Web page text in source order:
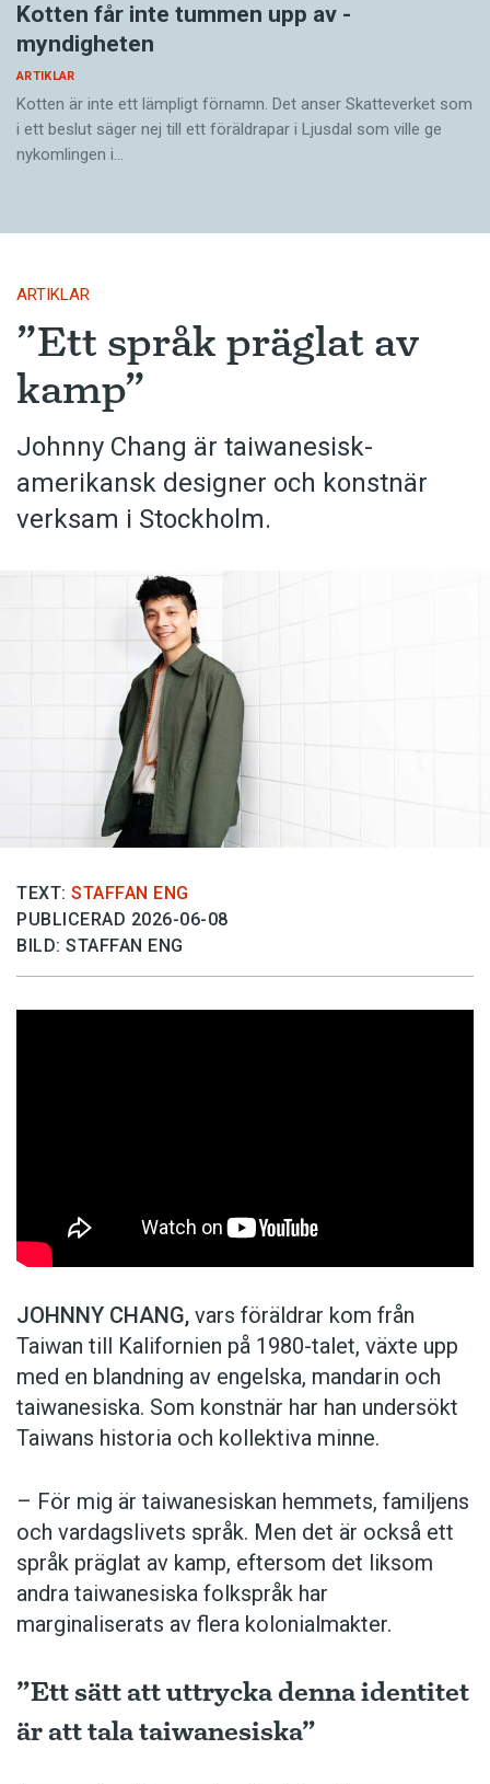
Kotten får inte tummen upp av ­
myndigheten
ARTIKLAR
Kotten är inte ett lämpligt förnamn. Det anser Skatte­verket som
i ett beslut säger nej till ett föräldra­par i Ljusdal som ville ge
nykomlingen i…
ARTIKLAR
”Ett språk präglat av
kamp”
Johnny Chang är taiwanesisk-
amerikansk designer och konstnär
verksam i Stockholm.
TEXT: STAFFAN ENG
PUBLICERAD 2026-06-08
BILD: STAFFAN ENG
JOHNNY CHANG, vars föräldrar kom från
Taiwan till Kalifornien på 1980-talet, växte upp
med en blandning av engelska, mandarin och
taiwanesiska. Som konstnär har han undersökt
Taiwans historia och kollektiva minne.
– För mig är taiwanesiskan hemmets, familjens
och vardagslivets språk. Men det är också ett
språk präglat av kamp, eftersom det liksom
andra taiwanesiska folkspråk har
marginaliserats av flera kolonialmakter.
”Ett sätt att uttrycka denna identitet
är att tala taiwanesiska”